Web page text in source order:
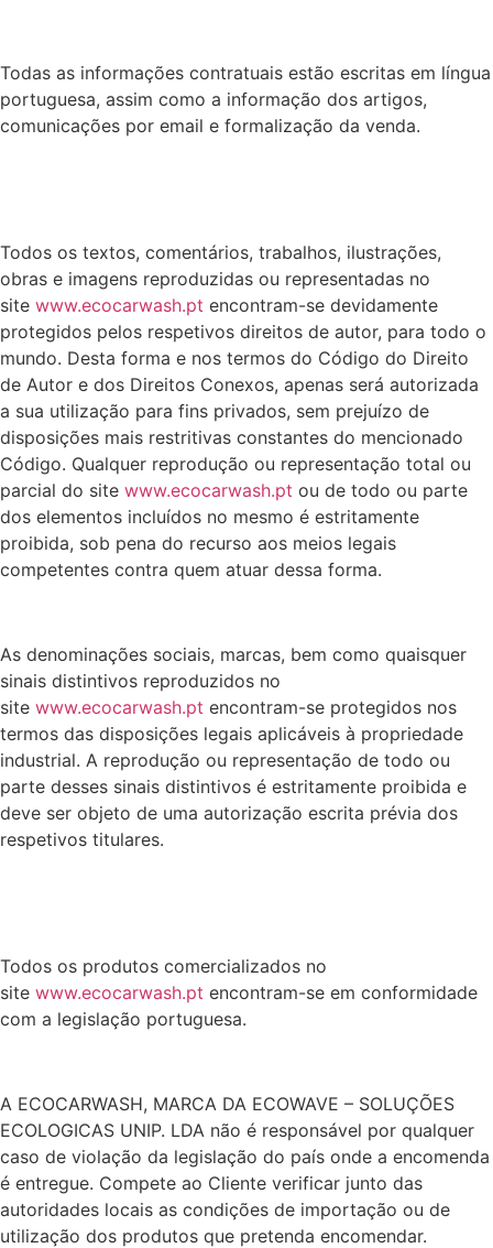
Todas as informações contratuais estão escritas em língua
portuguesa, assim como a informação dos artigos,
comunicações por email e formalização da venda.
Todos os textos, comentários, trabalhos, ilustrações,
obras e imagens reproduzidas ou representadas no
site www.ecocarwash.pt encontram-se devidamente
protegidos pelos respetivos direitos de autor, para todo o
mundo. Desta forma e nos termos do Código do Direito
de Autor e dos Direitos Conexos, apenas será autorizada
a sua utilização para fins privados, sem prejuízo de
disposições mais restritivas constantes do mencionado
Código. Qualquer reprodução ou representação total ou
parcial do site www.ecocarwash.pt ou de todo ou parte
dos elementos incluídos no mesmo é estritamente
proibida, sob pena do recurso aos meios legais
competentes contra quem atuar dessa forma.
As denominações sociais, marcas, bem como quaisquer
sinais distintivos reproduzidos no
site www.ecocarwash.pt encontram-se protegidos nos
termos das disposições legais aplicáveis à propriedade
industrial. A reprodução ou representação de todo ou
parte desses sinais distintivos é estritamente proibida e
deve ser objeto de uma autorização escrita prévia dos
respetivos titulares.
Todos os produtos comercializados no
site www.ecocarwash.pt encontram-se em conformidade
com a legislação portuguesa.
A ECOCARWASH, MARCA DA ECOWAVE – SOLUÇÕES
ECOLOGICAS UNIP. LDA não é responsável por qualquer
caso de violação da legislação do país onde a encomenda
é entregue. Compete ao Cliente verificar junto das
autoridades locais as condições de importação ou de
utilização dos produtos que pretenda encomendar.